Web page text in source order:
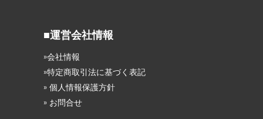
■運営会社情報
»会社情報
»特定商取引法に基づく表記
» 個人情報保護方針
» お問合せ